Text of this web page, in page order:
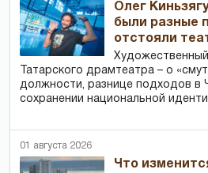
Олег
были разные
отстояли
Татарского драмтеатра – о
должности, разнице подходов в
сохранении национальной
01 августа 2026
Что